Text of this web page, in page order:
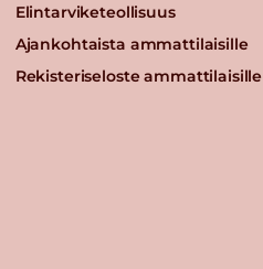
Elintarviketeollisuus
Ajankohtaista ammattilaisille
Rekisteriseloste ammattilaisille